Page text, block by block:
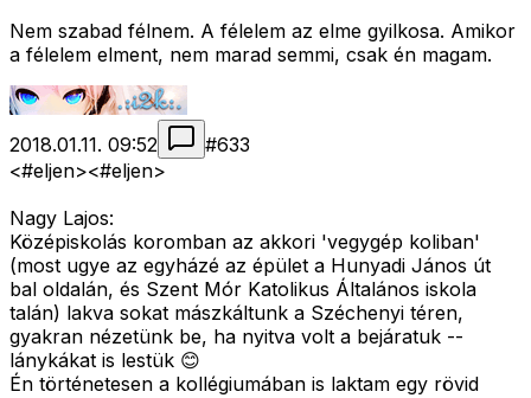
Nem szabad félnem. A félelem az elme gyilkosa. Amikor
a félelem elment, nem marad semmi, csak én magam.
2018.01.11. 09:52 #633
<#eljen><#eljen>
Nagy Lajos:
Középiskolás koromban az akkori 'vegygép koliban'
(most ugye az egyházé az épület a Hunyadi János út
bal oldalán, és Szent Mór Katolikus Általános iskola
talán) lakva sokat mászkáltunk a Széchenyi téren,
gyakran nézetünk be, ha nyitva volt a bejáratuk --
lánykákat is lestük 😊
Én történetesen a kollégiumában is laktam egy rövid